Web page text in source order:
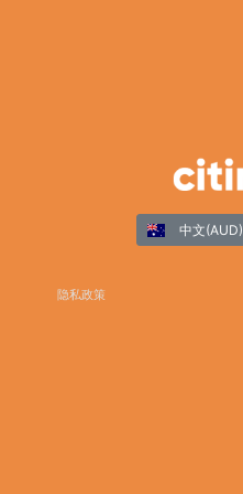
隐私政策
中文(AUD)